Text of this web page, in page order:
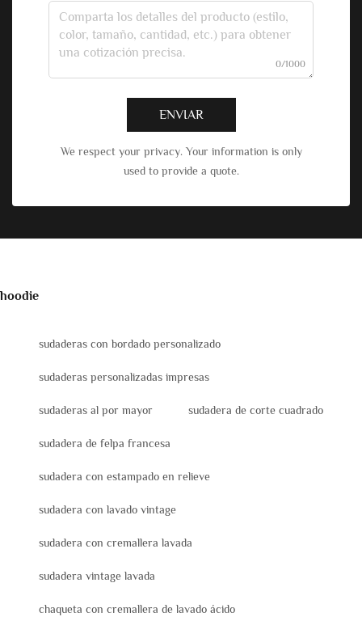
0/1000
ENVIAR
We respect your privacy. Your information is only
used to provide a quote.
hoodie
sudaderas con bordado personalizado
sudaderas personalizadas impresas
sudaderas al por mayor sudadera de corte cuadrado
sudadera de felpa francesa
sudadera con estampado en relieve
sudadera con lavado vintage
sudadera con cremallera lavada
sudadera vintage lavada
chaqueta con cremallera de lavado ácido